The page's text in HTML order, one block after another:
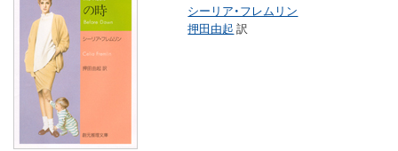
シーリア・フレムリン
押田由起 訳